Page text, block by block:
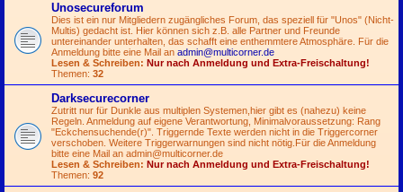
Unosecureforum
Dies ist ein nur Mitgliedern zugängliches Forum, das speziell für "Unos" (Nicht-
Multis) gedacht ist. Hier können sich z.B. alle Partner und Freunde
untereinander unterhalten, das schafft eine enthemmtere Atmosphäre. Für die
Anmeldung bitte eine Mail an admin@multicorner.de
Lesen & Schreiben: Nur nach Anmeldung und Extra-Freischaltung!
Themen: 32
Darksecurecorner
Zutritt nur für Dunkle aus multiplen Systemen,hier gibt es (nahezu) keine
Regeln. Anmeldung auf eigene Verantwortung, Minimalvoraussetzung: Rang
"Eckchensuchende(r)". Triggernde Texte werden nicht in die Triggercorner
verschoben. Weitere Triggerwarnungen sind nicht nötig.Für die Anmeldung
bitte eine Mail an admin@multicorner.de
Lesen & Schreiben: Nur nach Anmeldung und Extra-Freischaltung!
Themen: 92